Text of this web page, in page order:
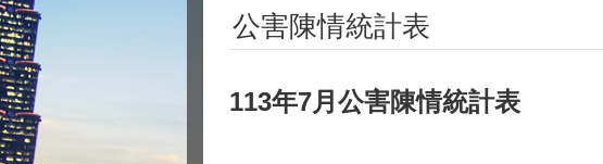
公害陳情統計表
113年7月公害陳情統計表